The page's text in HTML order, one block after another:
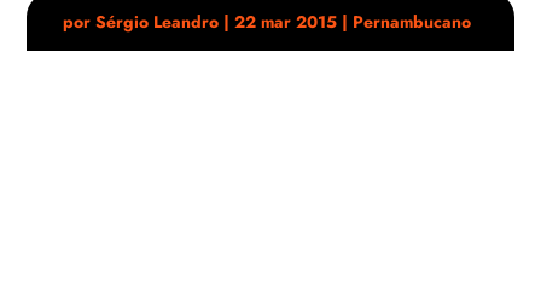
porSérgio Leandro |22 mar 2015 | Pernambucano